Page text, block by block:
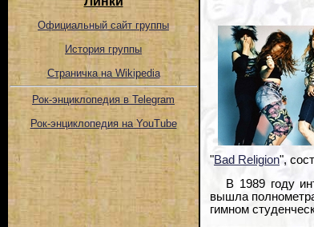
Официальный сайт группы
История группы
Страничка на Wikipedia
Рок-энциклопедия в Telegram
Рок-энциклопедия на YouTube
"Bad Religion",
В 1989 году
вышла
гимном